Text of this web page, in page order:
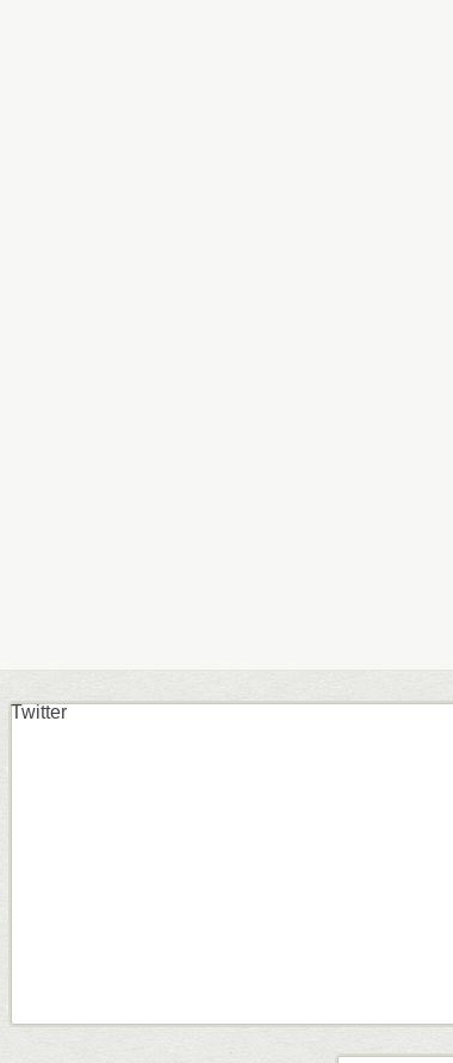
Twitter